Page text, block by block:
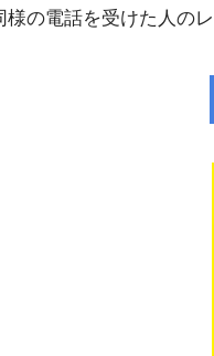
の電話を受けた人の